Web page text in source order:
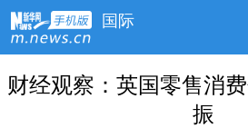
国际
财经观察：英国零售消
振